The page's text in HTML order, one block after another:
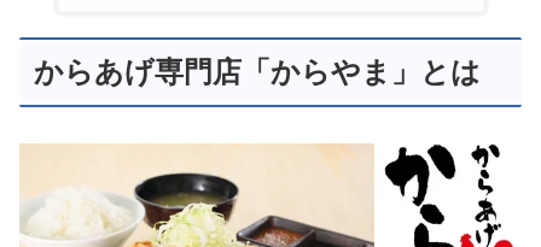
からあげ専門店「からやま」とは